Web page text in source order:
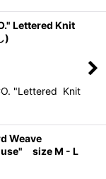
Lettered Knit
)
"Lettered Knit
Weave
size M - L